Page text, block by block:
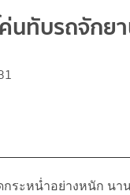
นทับรถจักย
ะหน่ำอย่างหนัก นาน